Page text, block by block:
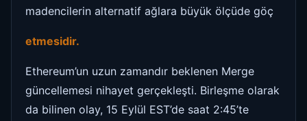
madencilerin alternatif ağlara büyük ölçüde göç
etmesidir.
Ethereum’un uzun zamandır beklenen Merge
güncellemesi nihayet gerçekleşti. Birleşme olarak
da bilinen olay, 15 Eylül EST’de saat 2:45’te